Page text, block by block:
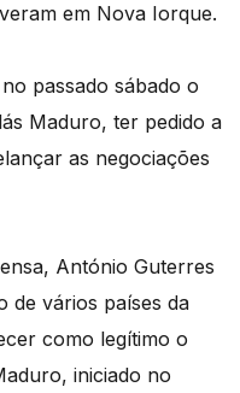
em Nova Iorque.
passado sábado o
Maduro, ter pedido a
as negociações
António Guterres
de vários países da
como legítimo o
iniciado no